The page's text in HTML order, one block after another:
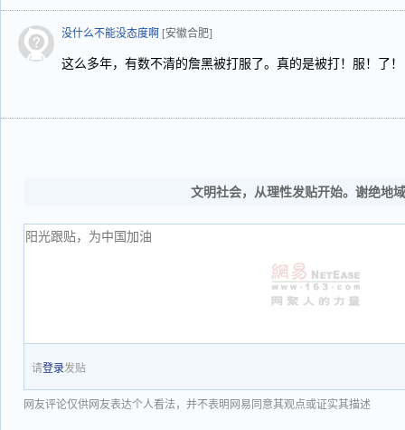
没什么不能没态度啊 [安徽合肥]
这么多年，有数不清的詹黑被打服了。真的是被打！服！了！
文明社会，从理性发贴开始。谢绝地
请登录发贴
网友评论仅供网友表达个人看法，并不表明网易同意其观点或证实其描述